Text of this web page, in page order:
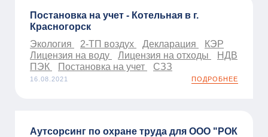
Постановка на учет - Котельная в г.
Красногорск
Экология
2-ТП воздух Декларация
КЭР
Лицензия на воду
Лицензия на отходы
НДВ
ПЭК
Постановка на учет СЗЗ
16.08.2021 ПОДРОБНЕЕ
Аутсорсинг по охране труда для ООО "РОК